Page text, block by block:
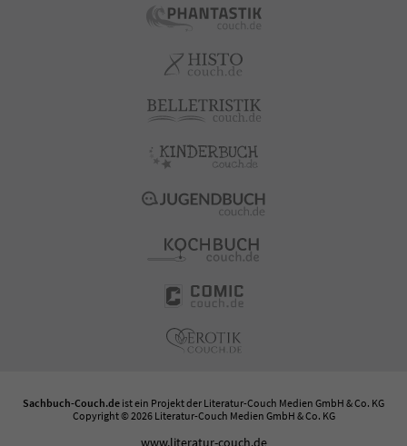
Sachbuch-Couch.de ist ein Projekt der Literatur-Couch Medien GmbH & Co. KG
Copyright © 2026 Literatur-Couch Medien GmbH & Co. KG
www.literatur-couch.de